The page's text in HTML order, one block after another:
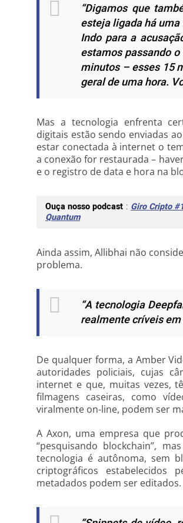
“Digamos que
esteja ligada há
Indo para a
estamos passando
minutos – esses 15
geral de uma hora.
Mas a tecnologia enfrenta
digitais estão sendo enviadas
estar conectada à internet o
a conexão for restaurada –
e o registro de data e hora na
Ouça nosso podcast : Giro Cripto
Quantum
Ainda assim, Allibhai não
problema.
“A tecnologia
realmente críveis em
De qualquer forma, a Amber
autoridades policiais, cujas
internet e que, muitas vezes,
filmagens caseiras, como
viralmente on-line, podem ser
A Axon, uma empresa que
“pesquisando blockchain”,
tecnologia é autônoma, sem
criptográficos
metadados podem ser editados.